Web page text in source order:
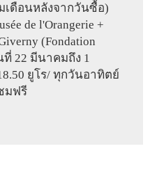
เดือนหลังจากวันซื้อ)
de l'Orangerie +
(Fondation
ที่ 22 มีนาคมถึง 1
ยูโร/ ทุกวันอาทิตย์
มฟรี